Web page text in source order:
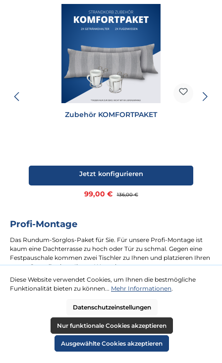
Zubehör KOMFORTPAKET
Verkaufspreis:
99,00 € Regulärer Preis:
136,00 €
Jetzt konfigurieren
Profi-Montage
Das Rundum-Sorglos-Paket für Sie. Für unsere Profi-Montage ist
kaum eine Dachterrasse zu hoch oder Tür zu schmal. Gegen eine
Festpauschale kommen zwei Tischler zu Ihnen und platzieren Ihren
neuen Strandkorb an Ihrem Wunschort.
mehr erfahren
Diese Website verwendet Cookies, um Ihnen die bestmögliche
Funktionalität bieten zu können... Mehr Informationen.
Datenschutzeinstellungen
Nur funktionale Cookies akzeptieren
Ausgewählte Cookies akzeptieren